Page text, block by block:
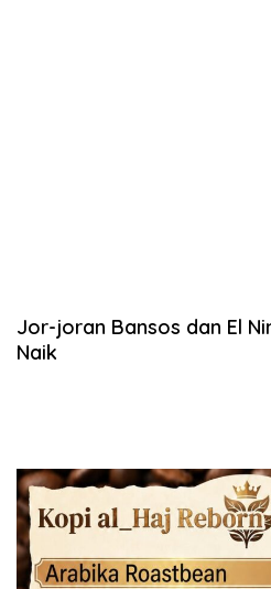
Jor-joran Bansos dan El
Naik